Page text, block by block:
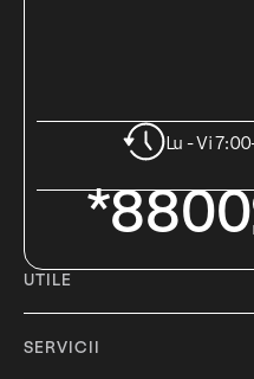
Lu - Vi
*8800
UTILE
SERVICII